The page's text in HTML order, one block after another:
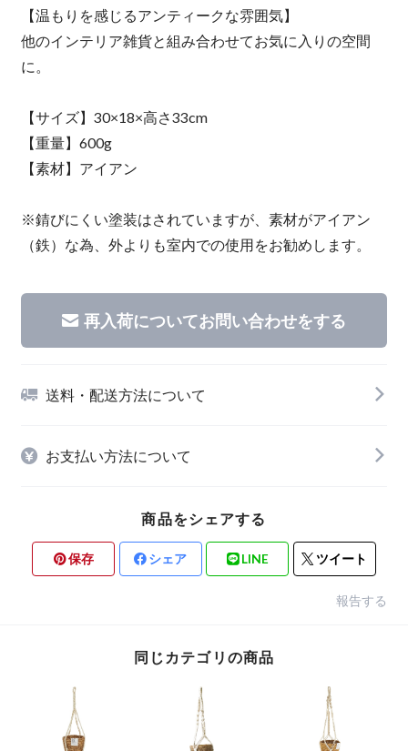
【温もりを感じるアンティークな雰囲気】
他のインテリア雑貨と組み合わせてお気に入りの空間
に。
【サイズ】30×18×高さ33cm
【重量】600g
【素材】アイアン
※錆びにくい塗装はされていますが、素材がアイアン
（鉄）な為、外よりも室内での使用をお勧めします。
再入荷についてお問い合わせをする
送料・配送方法について
お支払い方法について
商品をシェアする
保存 シェア LINE ツイート
報告する
同じカテゴリの商品